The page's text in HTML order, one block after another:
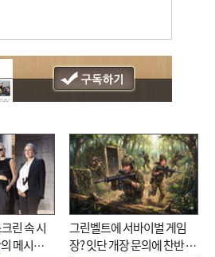
린 속 시
메시지
그린벨트에 서바이벌 게임
장? 잇단 개장 문의에 찬반 논